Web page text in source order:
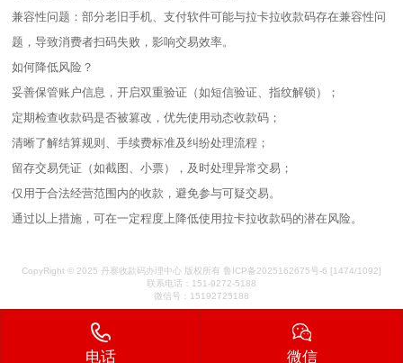
兼容性问题：部分老旧手机、支付软件可能与拉卡拉收款码存在兼容性问
题，导致消费者扫码失败，影响交易效率。
如何降低风险？
妥善保管账户信息，开启双重验证（如短信验证、指纹解锁）；
定期检查收款码是否被篡改，优先使用动态收款码；
清晰了解结算规则、手续费标准及纠纷处理流程；
留存交易凭证（如截图、小票），及时处理异常交易；
仅用于合法经营范围内的收款，避免参与可疑交易。
通过以上措施，可在一定程度上降低使用拉卡拉收款码的潜在风险。
CopyRight © 2025 丹寨收款码办理中心 版权所有 鲁ICP备2025162675号-6 [1474/1092]
联系电话：151-9272-5188
微信号：15192725188
电话 微信